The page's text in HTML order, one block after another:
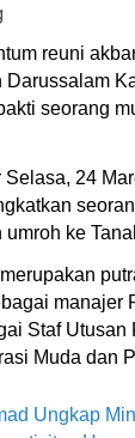
reuni
seorang
24
ke
manajer
Staf Utusan
Muda dan
Ungkap